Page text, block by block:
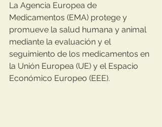
La Agencia Europea de
Medicamentos (EMA) protege y
promueve la salud humana y animal
mediante la evaluación y el
seguimiento de los medicamentos en
la Unión Europea (UE) y el Espacio
Económico Europeo (EEE).